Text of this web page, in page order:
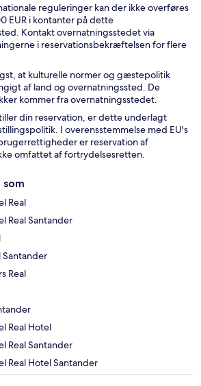
reguleringer kan der ikke overføres
EUR i kontanter på dette
Kontakt overnatningsstedet via
i reservationsbekræftelsen for flere
at kulturelle normer og gæstepolitik
af land og overnatningssted. De
kommer fra overnatningsstedet.
din reservation, er dette underlagt
I overensstemmelse med EU's
er reservation af
omfattet af fortrydelsesretten.
som
Real
Real Santander
Santander
Real
Real Hotel
Real Santander
Real Hotel Santander